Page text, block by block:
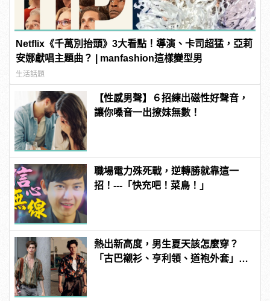
Netflix《千萬別抬頭》3大看點！導演、卡司超猛，亞莉
安娜獻唱主題曲？ | manfashion這樣變型男
生活話題
【性感男聲】６招練出磁性好聲音，
讓你嗓音一出撩妹無數！
職場電力殊死戰，逆轉勝就靠這一
招！---「快充吧！菜鳥！」
熱出新高度，男生夏天該怎麼穿？
「古巴襯衫、亨利領、道袍外套」3